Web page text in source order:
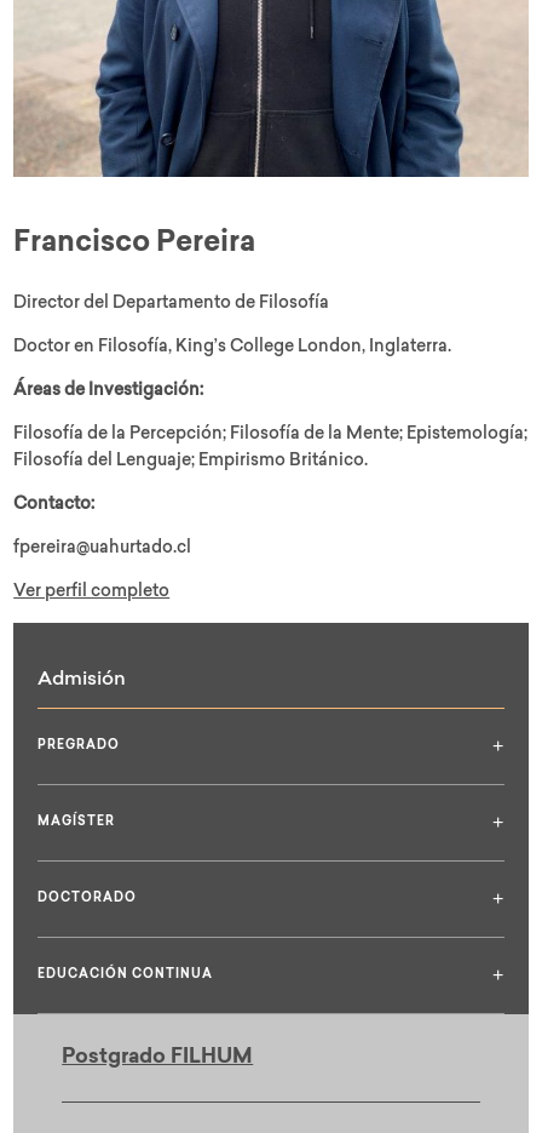
Francisco Pereira
Director del Departamento de Filosofía
Doctor en Filosofía, King’s College London, Inglaterra.
Áreas de Investigación:
Filosofía de la Percepción; Filosofía de la Mente; Epistemología;
Filosofía del Lenguaje; Empirismo Británico.
Contacto:
fpereira@uahurtado.cl
Ver perfil completo
Admisión
PREGRADO +
MAGÍSTER +
DOCTORADO +
EDUCACIÓN CONTINUA +
Postgrado FILHUM